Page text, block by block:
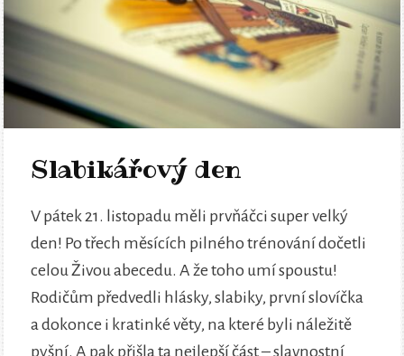
Slabikářový den
V pátek 21. listopadu měli prvňáčci super velký
den! Po třech měsících pilného trénování dočetli
celou Živou abecedu. A že toho umí spoustu!
Rodičům předvedli hlásky, slabiky, první slovíčka
a dokonce i kratinké věty, na které byli náležitě
pyšní. A pak přišla ta nejlepší část – slavnostní